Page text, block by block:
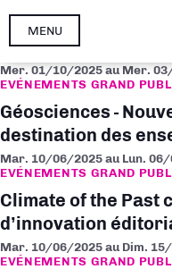
Aller
principal
MENU
Mer. 01/10/2025au Mer.
EVÉNEMENTS GRAND
Géosciences -
destination des
Mar. 10/06/2025au Lun.
EVÉNEMENTS GRAND
Climate of the Past
d’innovation
Mar. 10/06/2025au Dim.
EVÉNEMENTS GRAND